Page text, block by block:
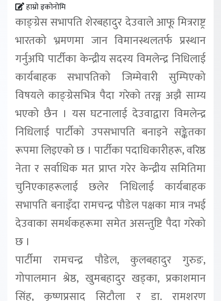
हाम्रो इकोनोमि
काङ्ग्रेस सभापति शेरबहादुर देउवाले आफू मित्रराष्ट्र
भारतको भ्रमणमा जान विमानस्थलतर्फ प्रस्थान
गर्नुअघि पार्टीका केन्द्रीय सदस्य विमलेन्द्र निधिलाई
कार्यबाहक सभापतिको जिम्मेवारी सुम्पिएको
विषयले काङ्ग्रेसभित्र पैदा गरेको तरङ्ग अझै साम्य
भएको छैन । यस घटनालाई देउवाद्वारा विमलेन्द्र
निधिलाई पार्टीको उपसभापति बनाइने सङ्केतका
रूपमा लिइएको छ । पार्टीका पदाधिकारीहरू, वरिष्ठ
नेता र सर्वाधिक मत प्राप्त गरेर केन्द्रीय समितिमा
चुनिएकाहरूलाई छलेर निधिलाई कार्यबाहक
सभापति बनाइँदा रामचन्द्र पौडेल पक्षका मात्र नभई
देउवाका समर्थकहरूमा समेत असन्तुष्टि पैदा गरेको
छ ।
पार्टीमा रामचन्द्र पौडेल, कुलबहादुर गुरुङ,
गोपालमान श्रेष्ठ, खुमबहादुर खड्का, प्रकाशमान
सिंह, कृष्णप्रसाद सिटौला र डा. रामशरण